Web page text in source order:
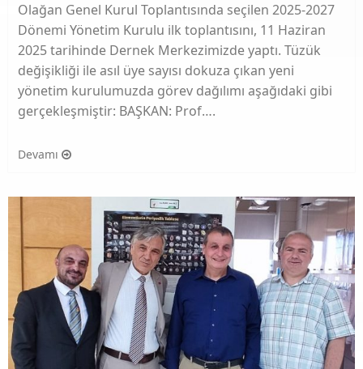
Olağan Genel Kurul Toplantısında seçilen 2025-2027
Dönemi Yönetim Kurulu ilk toplantısını, 11 Haziran
2025 tarihinde Dernek Merkezimizde yaptı. Tüzük
değişikliği ile asıl üye sayısı dokuza çıkan yeni
yönetim kurulumuzda görev dağılımı aşağıdaki gibi
gerçekleşmiştir: BAŞKAN: Prof….
Devamı